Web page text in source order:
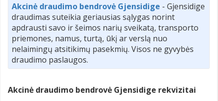
Akcinė draudimo bendrovė Gjensidige - Gjensidige
draudimas suteikia geriausias sąlygas norint
apdrausti savo ir šeimos narių sveikatą, transporto
priemones, namus, turtą, ūkį ar verslą nuo
nelaimingų atsitikimų pasekmių. Visos ne gyvybės
draudimo paslaugos.
Akcinė draudimo bendrovė Gjensidige rekvizitai